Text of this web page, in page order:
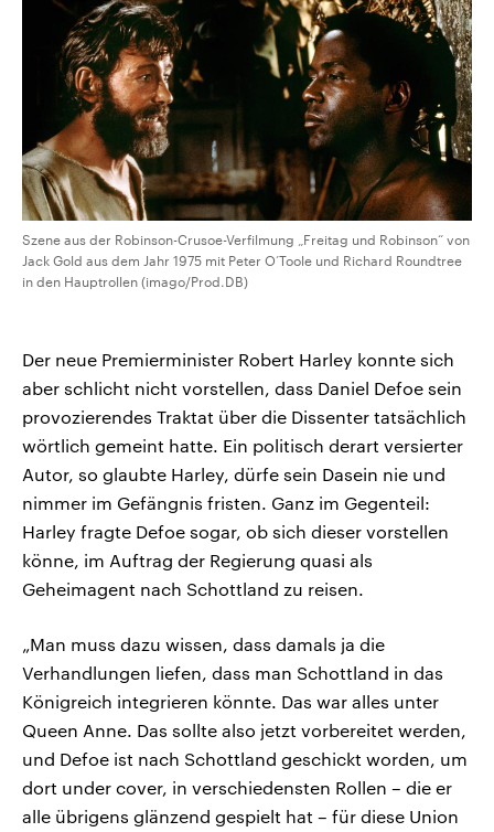
Szene aus der Robinson-Crusoe-Verfilmung „Freitag und Robinson“ von
Jack Gold aus dem Jahr 1975 mit Peter O’Toole und Richard Roundtree
in den Hauptrollen (imago/Prod.DB)
Der neue Premierminister Robert Harley konnte sich
aber schlicht nicht vorstellen, dass Daniel Defoe sein
provozierendes Traktat über die Dissenter tatsächlich
wörtlich gemeint hatte. Ein politisch derart versierter
Autor, so glaubte Harley, dürfe sein Dasein nie und
nimmer im Gefängnis fristen. Ganz im Gegenteil:
Harley fragte Defoe sogar, ob sich dieser vorstellen
könne, im Auftrag der Regierung quasi als
Geheimagent nach Schottland zu reisen.
„Man muss dazu wissen, dass damals ja die
Verhandlungen liefen, dass man Schottland in das
Königreich integrieren könnte. Das war alles unter
Queen Anne. Das sollte also jetzt vorbereitet werden,
und Defoe ist nach Schottland geschickt worden, um
dort under cover, in verschiedensten Rollen – die er
alle übrigens glänzend gespielt hat – für diese Union